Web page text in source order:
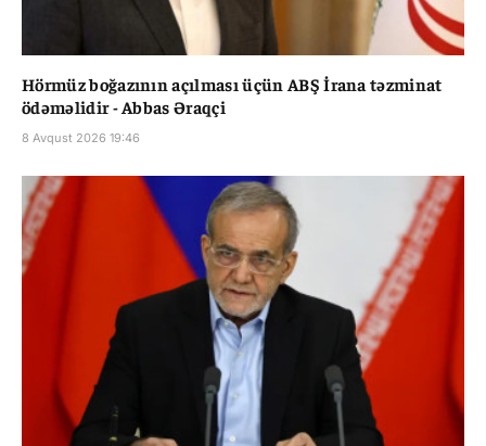
Hörmüz boğazının açılması üçün ABŞ İrana təzminat
ödəməlidir - Abbas Əraqçi
8 Avqust 2026 19:46